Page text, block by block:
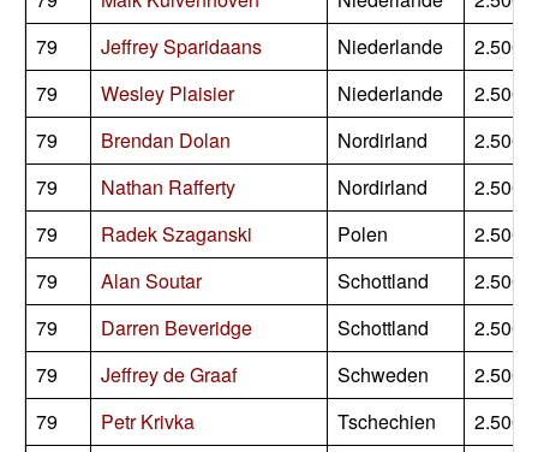
79
Jeffrey Sparidaans Niederlande
2.500
79
Wesley Plaisier Niederlande
2.500
79
Brendan Dolan Nordirland
2.500
79
Nathan Rafferty Nordirland
2.500
79
Radek Szaganski Polen
2.500
79
Alan Soutar Schottland
2.500
79
Darren Beveridge Schottland
2.500
79
Jeffrey de Graaf Schweden
2.500
79
Petr Krivka Tschechien
2.500